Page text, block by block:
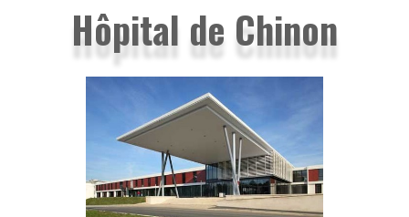
LES VOYAGES ET SORTIES À L'AFFICHE 2026
PRÉVISIONS DES SORTIES 2026
BILLETTERIE ZOOS ET PARCS
BILLETTERIE SPORT/DÉTENTE
Hôpital de Chinon